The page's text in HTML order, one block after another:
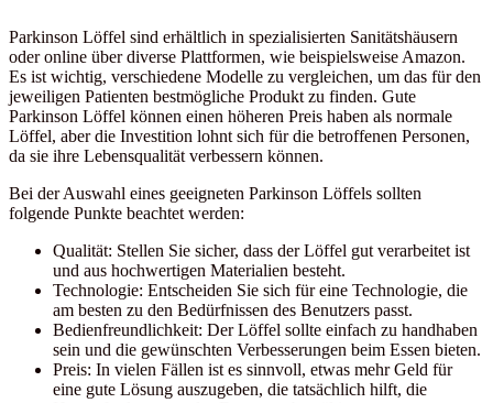
Parkinson Löffel sind erhältlich in spezialisierten Sanitätshäusern
oder online über diverse Plattformen, wie beispielsweise Amazon.
Es ist wichtig, verschiedene Modelle zu vergleichen, um das für den
jeweiligen Patienten bestmögliche Produkt zu finden. Gute
Parkinson Löffel können einen höheren Preis haben als normale
Löffel, aber die Investition lohnt sich für die betroffenen Personen,
da sie ihre Lebensqualität verbessern können.
Bei der Auswahl eines geeigneten Parkinson Löffels sollten
folgende Punkte beachtet werden:
Qualität: Stellen Sie sicher, dass der Löffel gut verarbeitet ist
und aus hochwertigen Materialien besteht.
Technologie: Entscheiden Sie sich für eine Technologie, die
am besten zu den Bedürfnissen des Benutzers passt.
Bedienfreundlichkeit: Der Löffel sollte einfach zu handhaben
sein und die gewünschten Verbesserungen beim Essen bieten.
Preis: In vielen Fällen ist es sinnvoll, etwas mehr Geld für
eine gute Lösung auszugeben, die tatsächlich hilft, die